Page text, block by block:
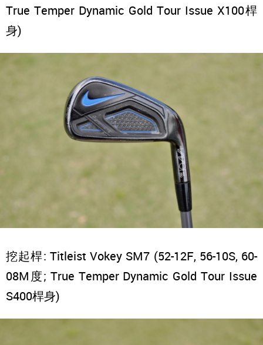
True Temper Dynamic Gold Tour Issue X100桿
身)
挖起桿: Titleist Vokey SM7 (52-12F, 56-10S, 60-
08M度; True Temper Dynamic Gold Tour Issue
S400桿身)